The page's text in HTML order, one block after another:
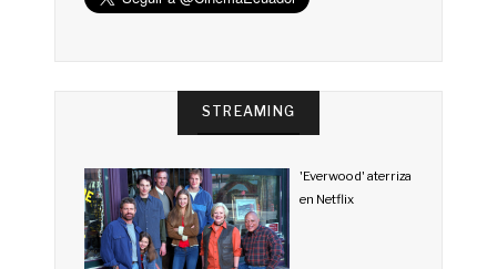
STREAMING
'Everwood' aterriza
en Netflix